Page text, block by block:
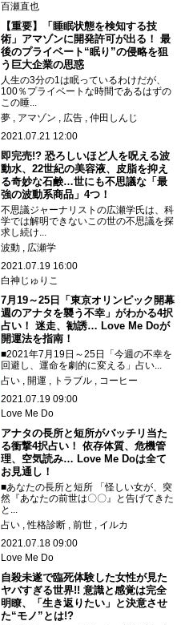
百瀬直也
【重要】「睡眠状態を検知する技
術」アマゾンに開発許可が出る！ 最
後のプライベート“眠り”の侵略を狙
う巨大企業の思惑
人生の3分の1は眠っているわけだが、
100％プライベートな時間であるはずの
この睡...
夢
アマゾン 広告
仲田しんじ
2021.07.21 12:00
即完売!? 恐ろしいほど人を呪える波
動水、22世紀の美容液、皮脂を抑え
る奇妙な石鹸…世にも不思議な「最
強の波動系商品」4つ！
不思議ジャーナリストの広瀬学氏は、科
学では解明できないこの世の不思議を探
求し続け...
波動
広瀬学
2021.07.19 16:00
白神じゅりこ
7月19～25日「東京オリンピック開幕
週のアナタを襲う不幸」がわかる4択
占い！ 迷走、勧誘… Love Me Doが
開運法を指南！
■2021年7月19日～25日「今週の不幸を
回避し、運命を劇的に変える」占い...
占い
開運 トラブル
コーヒー
2021.07.19 09:00
Love Me Do
アナタの長所と短所がバッチリ当た
る衝撃4択占い！ 依存体質、危機管
理、空気読み… Love Me Doは全て
お見通し！
■あなたの長所と短所 「怪しい女が、突
然『あなたの前世は〇〇』と告げてきた
と...
占い
性格診断 前世
イルカ
2021.07.18 09:00
Love Me Do
自殺未遂で臨死体験した女性が見た
ヤバすぎる世界!! 意識と感覚は完全
明瞭、「生き返りたい」と決意させ
た“モノ”とは!?